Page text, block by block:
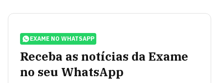
EXAME NO WHATSAPP
Receba as notícias da Exame
no seu WhatsApp